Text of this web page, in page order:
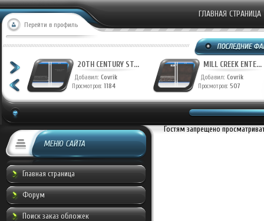
Перейти в профиль
ГЛАВНАЯ СТРАНИЦА
20TH CENTURY ST...
Добавил: Covrik
Просмотров: 1184
MILL CREEK ENTE...
Добавил: Covrik
Просмотров: 507
МЕНЮ САЙТА
Главная страница
Форум
Поиск заказ обложек
Гостям запрещено